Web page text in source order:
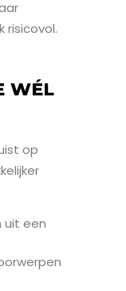
risicovol.
WÉL
op
uit een